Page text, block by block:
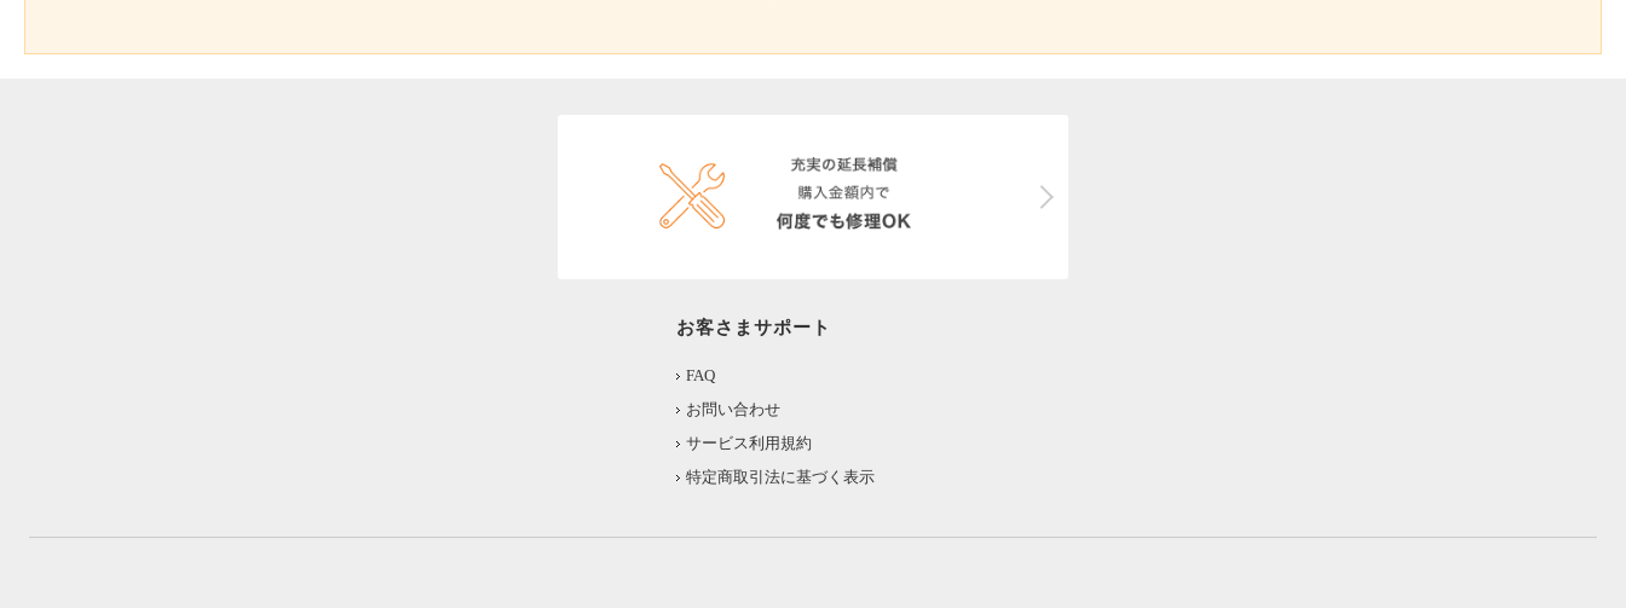
お客さまサポート
FAQ
お問い合わせ
サービス利用規約
特定商取引法に基づく表示